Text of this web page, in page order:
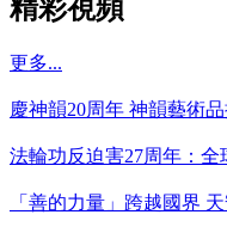
精彩視頻
更多...
慶神韻20周年 神韻藝術
法輪功反迫害27周年：全
「善的力量」跨越國界